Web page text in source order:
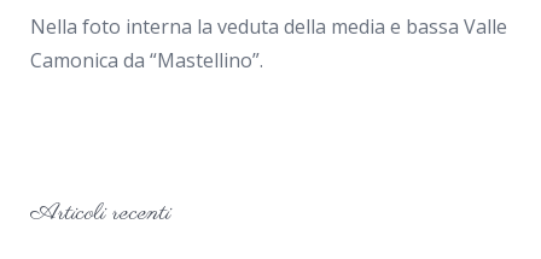
Nella foto interna la veduta della media e bassa Valle
Camonica da “Mastellino”.
Articoli recenti